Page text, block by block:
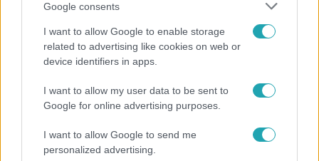
Google consents
I want to allow Google to enable storage
related to advertising like cookies on web or
device identifiers in apps.
I want to allow my user data to be sent to
Google for online advertising purposes.
I want to allow Google to send me
personalized advertising.
Nagyvilág
Nem Bécs lett az első: ezekben a városokban a
legjobb élni 2026-ban